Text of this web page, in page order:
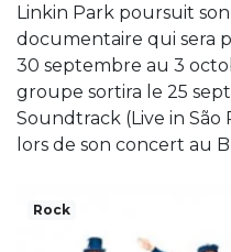
Linkin Park poursuit
documentaire qui sera
30 septembre au 3
groupe sortira le 25
Soundtrack (Live in
lors de son concert au
Rock